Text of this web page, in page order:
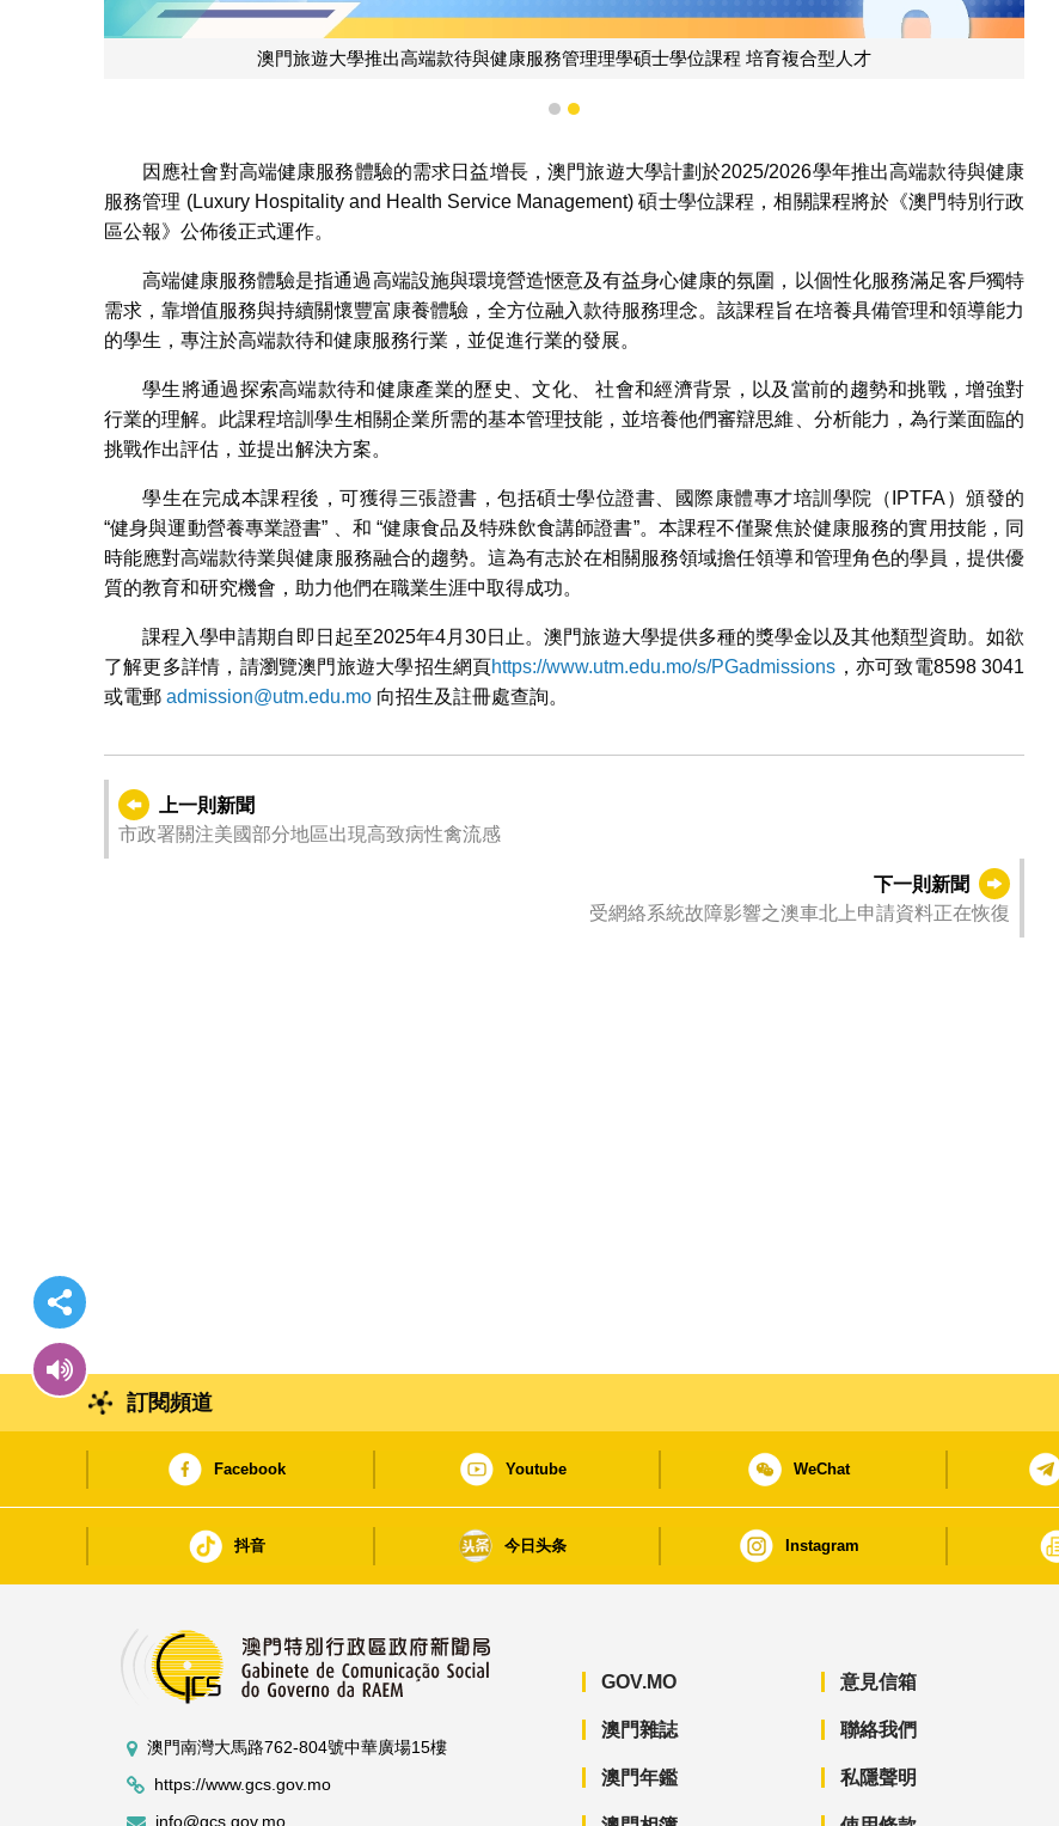
澳門旅遊大學推出高端款待與健康服務管理理學碩士學位課程 培育複合型人才
1 2
因應社會對高端健康服務體驗的需求日益增長，澳門旅遊大學計劃於2025/2026學年推出高端款待與健康
服務管理 (Luxury Hospitality and Health Service Management) 碩士學位課程，相關課程將於《澳門特別行政
區公報》公佈後正式運作。
高端健康服務體驗是指通過高端設施與環境營造愜意及有益身心健康的氛圍，以個性化服務滿足客戶獨特
需求，靠增值服務與持續關懷豐富康養體驗，全方位融入款待服務理念。該課程旨在培養具備管理和領導能力
的學生，專注於高端款待和健康服務行業，並促進行業的發展。
學生將通過探索高端款待和健康產業的歷史、文化、 社會和經濟背景，以及當前的趨勢和挑戰，增強對
行業的理解。此課程培訓學生相關企業所需的基本管理技能，並培養他們審辯思維、分析能力，為行業面臨的
挑戰作出評估，並提出解決方案。
學生在完成本課程後，可獲得三張證書，包括碩士學位證書、國際康體專才培訓學院（IPTFA）頒發的
“健身與運動營養專業證書” 、和 “健康食品及特殊飲食講師證書”。本課程不僅聚焦於健康服務的實用技能，同
時能應對高端款待業與健康服務融合的趨勢。這為有志於在相關服務領域擔任領導和管理角色的學員，提供優
質的教育和研究機會，助力他們在職業生涯中取得成功。
課程入學申請期自即日起至2025年4月30日止。澳門旅遊大學提供多種的獎學金以及其他類型資助。如欲
了解更多詳情，請瀏覽澳門旅遊大學招生網頁https://www.utm.edu.mo/s/PGadmissions ，亦可致電8598 3041
或電郵 admission@utm.edu.mo 向招生及註冊處查詢。
上一則新聞
市政署關注美國部分地區出現高致病性禽流感
下一則新聞
受網絡系統故障影響之澳車北上申請資料正在恢復
訂閱頻道
Facebook Youtube WeChat
抖音 今日头条 Instagram
澳門南灣大馬路762-804號中華廣場15樓
https://www.gcs.gov.mo
info@gcs.gov.mo
GOV.MO
澳門雜誌
澳門年鑑
意見信箱
聯絡我們
私隱聲明